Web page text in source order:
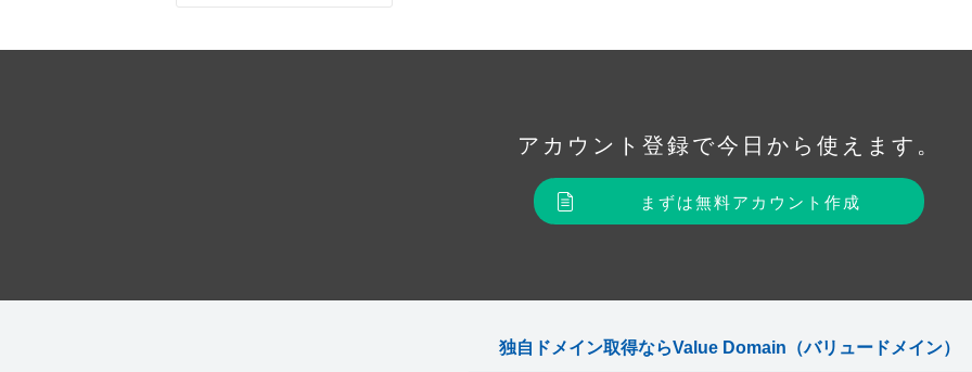
アカウント登録で今日から使えます。
まずは無料アカウント作成
独自ドメイン取得ならValue Domain （バリュードメイン）